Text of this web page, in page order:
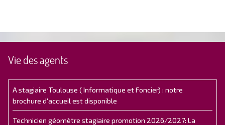
Vie des agents
A stagiaire Toulouse ( Informatique et Foncier) : notre
brochure d'accueil est disponible
Technicien géomètre stagiaire promotion 2026/2027: La